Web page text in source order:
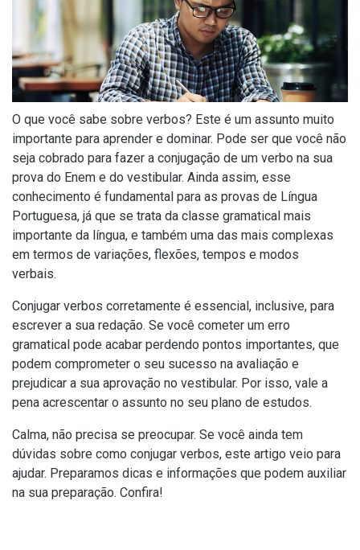
O que você sabe sobre verbos? Este é um assunto muito
importante para aprender e dominar. Pode ser que você não
seja cobrado para fazer a conjugação de um verbo na sua
prova do Enem e do vestibular. Ainda assim, esse
conhecimento é fundamental para as provas de Língua
Portuguesa, já que se trata da classe gramatical mais
importante da língua, e também uma das mais complexas
em termos de variações, flexões, tempos e modos
verbais.
Conjugar verbos corretamente é essencial, inclusive, para
escrever a sua redação. Se você cometer um erro
gramatical pode acabar perdendo pontos importantes, que
podem comprometer o seu sucesso na avaliação e
prejudicar a sua aprovação no vestibular. Por isso, vale a
pena acrescentar o assunto no seu plano de estudos.
Calma, não precisa se preocupar. Se você ainda tem
dúvidas sobre como conjugar verbos, este artigo veio para
ajudar. Preparamos dicas e informações que podem auxiliar
na sua preparação. Confira!